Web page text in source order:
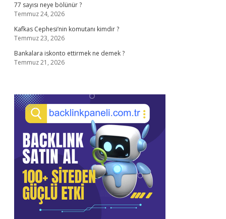
77 sayısı neye bölünür ?
Temmuz 24, 2026
Kafkas Cephesi’nin komutanı kimdir ?
Temmuz 23, 2026
Bankalara iskonto ettirmek ne demek ?
Temmuz 21, 2026